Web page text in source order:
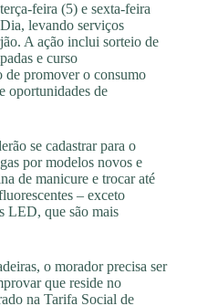
feira (5) e sexta-feira
levando serviços
A ação inclui sorteio de
e curso
promover o consumo
oportunidades de
se cadastrar para o
por modelos novos e
de manicure e trocar até
– exceto
LED, que são mais
o morador precisa ser
que reside no
na Tarifa Social de